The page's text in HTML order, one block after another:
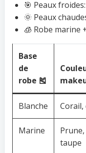
🎯 Peaux
🌞 Peaux
🧊 Robe marine
Base
de
robe 🎽
Blanche Corail,
Marine
Prune,
taupe